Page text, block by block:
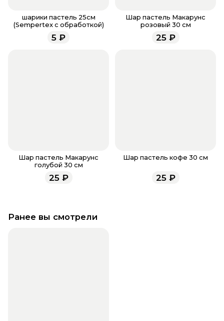
заказа, звоните по номеру телефона 8 (927) 936-71-
86 или напишите WhatsApp +7 937 333-66-53. Наши
менеджеры работают ежедневно с 9.00 до 23.00 и
шарики пастель 25см
(Sempertex с обработкой)
5 ₽
Шар пастель Макарунс
розовый 30 см
25₽
Шар пастель Макарунс
голубой 30 см
25₽
Шар пастель кофе 30 см
25₽
Ранее вы смотрели